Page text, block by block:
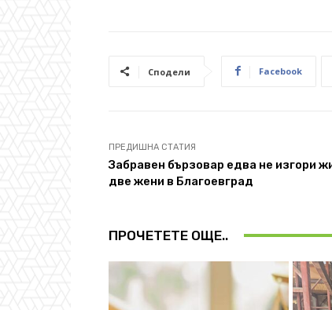
Сподели Facebook
ПРЕДИШНА СТАТИЯ
Забравен бързовар едва не изгори
две жени в Благоевград
ПРОЧЕТЕТЕ ОЩЕ..